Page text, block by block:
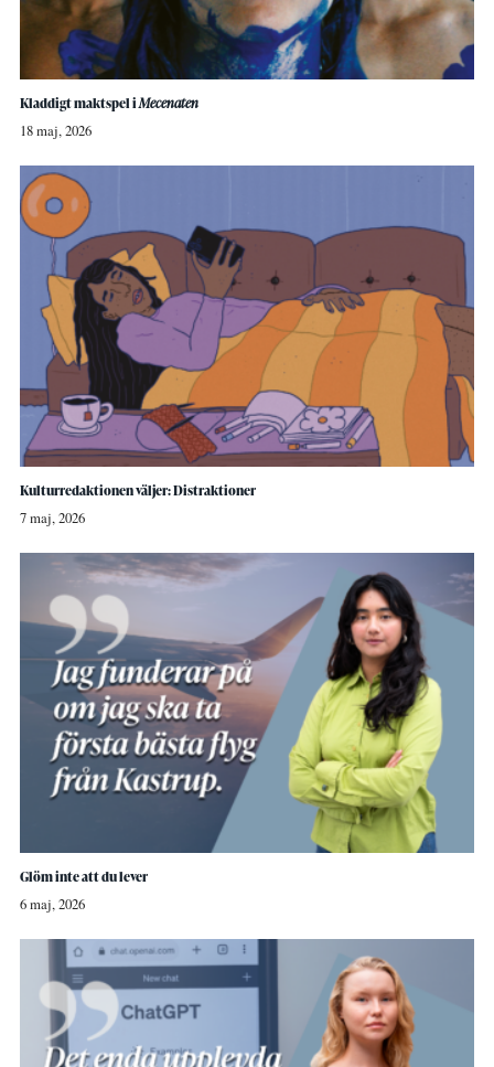
Kladdigt maktspel iMecenaten
18 maj, 2026
Kulturredaktionen väljer: Distraktioner
7 maj, 2026
Glöm inte att du lever
6 maj, 2026